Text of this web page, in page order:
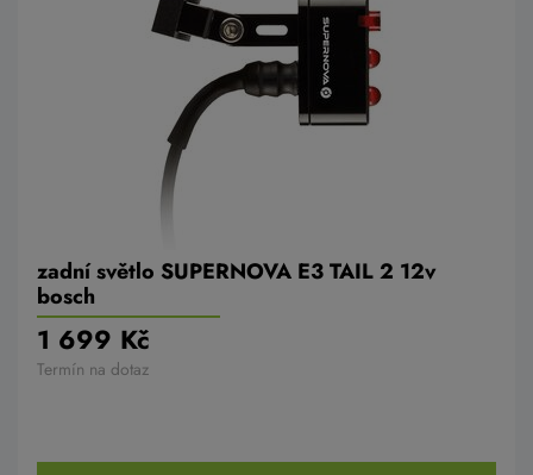
zadní světlo SUPERNOVA E3 TAIL 2 12v
bosch
1 699 Kč
Termín na dotaz